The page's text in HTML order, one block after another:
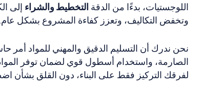
اللوجستيات، بدءًا من الدقة التخطيط والشراء إلى
وتخفض التكاليف، وتعزز كفاءة المشروع بشكل عام.
نحن ندرك أن التسليم الدقيق والمهني للمواد أمر
الصارمة، واستخدام أسطول قوي لضمان توفر المواد
لفرقك التركيز فقط على البناء، دون القلق بشأن